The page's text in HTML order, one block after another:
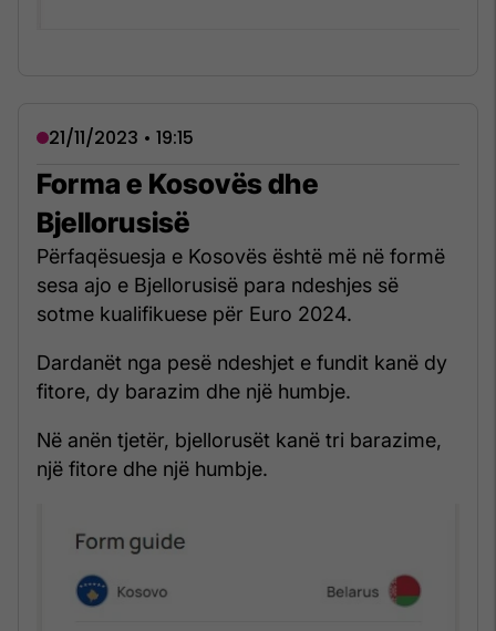
21/11/2023 • 19:15
Forma e Kosovës dhe
Bjellorusisë
Përfaqësuesja e Kosovës është më në formë
sesa ajo e Bjellorusisë para ndeshjes së
sotme kualifikuese për Euro 2024.
Dardanët nga pesë ndeshjet e fundit kanë dy
fitore, dy barazim dhe një humbje.
Në anën tjetër, bjellorusët kanë tri barazime,
një fitore dhe një humbje.